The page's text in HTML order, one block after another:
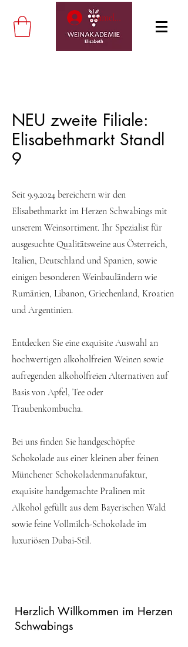
Anmelden
NEU zweite Filiale:
Elisabethmarkt Standl
9
Seit 9.9.2024 bereichern wir den
Elisabethmarkt im Herzen Schwabings mit
unserem Weinsortiment. Ihr Spezialist für
ausgesuchte Qualitätsweine aus Österreich,
Italien, Deutschland und Spanien, sowie
einigen besonderen Weinbauländern wie
Rumänien, Libanon, Griechenland, Kroatien
und Argentinien.
Entdecken Sie eine exquisite Auswahl an
hochwertigen alkoholfreien Weinen sowie
aufregenden alkoholfreien Alternativen auf
Basis von Apfel, Tee oder
Traubenkombucha.
Bei uns finden Sie handgeschöpfte
Schokolade aus einer kleinen aber feinen
Münchener Schokoladenmanufaktur,
exquisite handgemachte Pralinen mit
Alkohol gefüllt aus dem Bayerischen Wald
sowie feine Vollmilch-Schokolade im
luxuriösen Dubai-Stil.
Herzlich Willkommen im Herzen
Schwabings